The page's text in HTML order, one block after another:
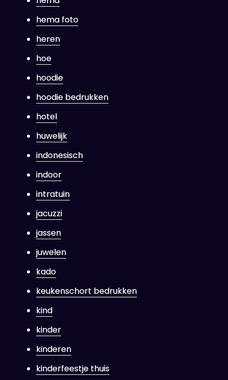
hema foto
heren
hoe
hoodie
hoodie bedrukken
hotel
huwelijk
indonesisch
indoor
intratuin
jacuzzi
jassen
juwelen
kado
keukenschort bedrukken
kind
kinder
kinderen
kinderfeestje thuis